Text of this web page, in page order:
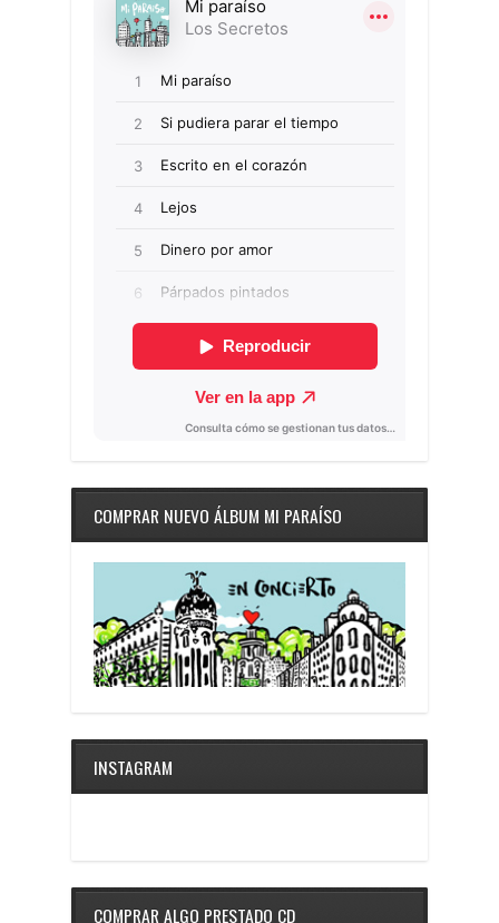
COMPRAR NUEVO ÁLBUM MI PARAÍSO
INSTAGRAM
COMPRAR ALGO PRESTADO CD